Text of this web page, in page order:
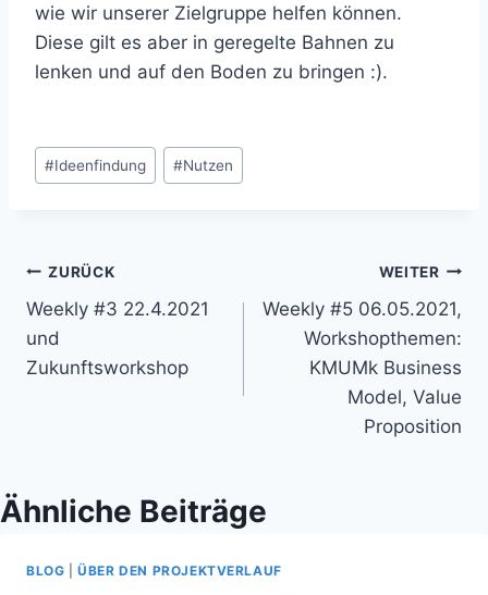
wie wir unserer Zielgruppe helfen können.
Diese gilt es aber in geregelte Bahnen zu
lenken und auf den Boden zu bringen :).
Beitrags
Tags:
#Ideenfindung #Nutzen
Beitragsnavigation
ZURÜCK
Weekly #3 22.4.2021
und
Zukunftsworkshop
WEITER
Weekly #5 06.05.2021,
Workshopthemen:
KMUMk Business
Model, Value
Proposition
Ähnliche Beiträge
BLOG |ÜBER DEN PROJEKTVERLAUF